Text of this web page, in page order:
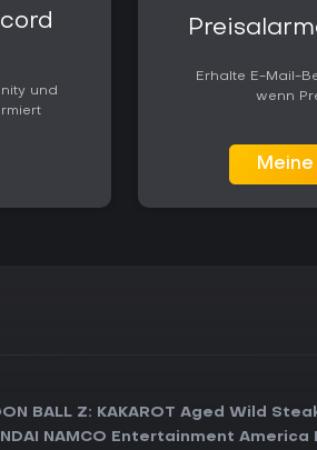
und
Erhalte E-Mail-
wenn
BALL Z: KAKAROT Aged Wild
NAMCO Entertainment America